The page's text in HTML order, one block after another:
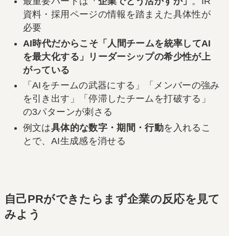
資料・採用ページの情報を踏まえた具体性が
必要
AI時代だからこそ「人間チームを統率してAI
を最大化する」リーダーシップの希少性が上
がっている
「AIをチームの武器にする」「メンバーの強み
を引き出す」「停滞したチームを打破する」
の3パターンが刺さる
例文は具体的な数字・期間・行動を入れるこ
とで、AI生成感を消せる
自己PRができたらまず企業の反応を見て
みよう